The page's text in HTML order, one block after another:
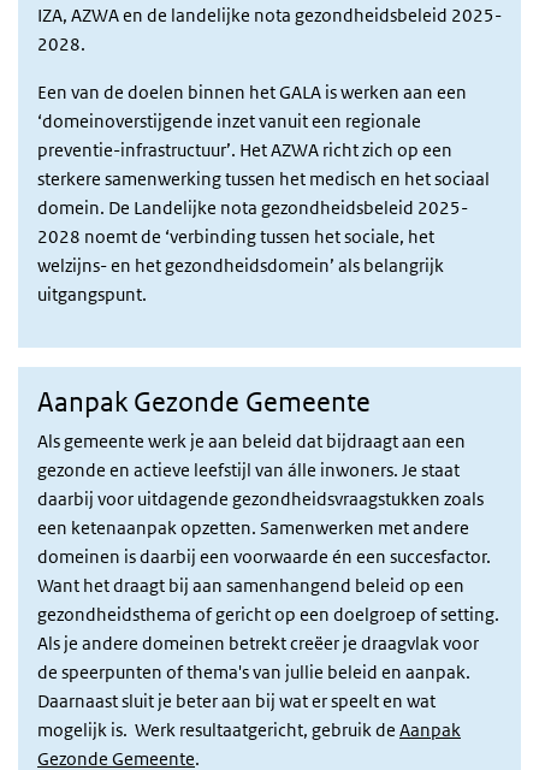
IZA, AZWA en de landelijke nota gezondheidsbeleid 2025-
2028.
Een van de doelen binnen het GALA is werken aan een
‘domeinoverstijgende inzet vanuit een regionale
preventie-infrastructuur’. Het AZWA richt zich op een
sterkere samenwerking tussen het medisch en het sociaal
domein. De Landelijke nota gezondheidsbeleid 2025-
2028 noemt de ‘verbinding tussen het sociale, het
welzijns- en het gezondheidsdomein’ als belangrijk
uitgangspunt.
Aanpak Gezonde Gemeente
Als gemeente werk je aan beleid dat bijdraagt aan een
gezonde en actieve leefstijl van álle inwoners. Je staat
daarbij voor uitdagende gezondheidsvraagstukken zoals
een ketenaanpak opzetten. Samenwerken met andere
domeinen is daarbij een voorwaarde én een succesfactor.
Want het draagt bij aan samenhangend beleid op een
gezondheidsthema of gericht op een doelgroep of setting.
Als je andere domeinen betrekt creëer je draagvlak voor
de speerpunten of thema's van jullie beleid en aanpak.
Daarnaast sluit je beter aan bij wat er speelt en wat
mogelijk is. Werk resultaatgericht, gebruik de Aanpak
Gezonde Gemeente.